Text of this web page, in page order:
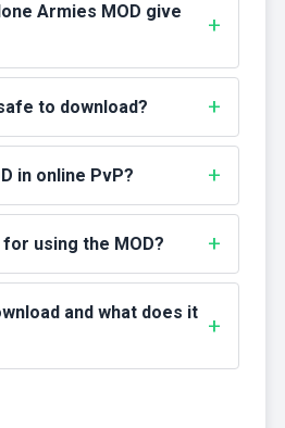
Armies MOD give
to download?
in online PvP?
using the MOD?
and what does it